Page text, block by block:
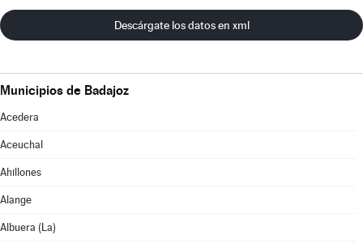
Descárgate los datos en xml
Municipios de Badajoz
Acedera
Aceuchal
Ahillones
Alange
Albuera (La)